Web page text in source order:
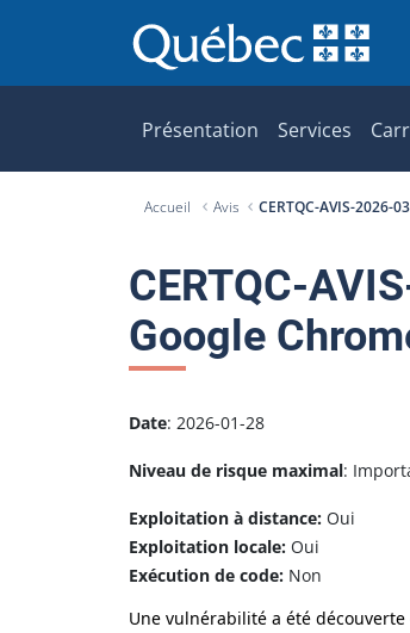
a
o
n
t
e
u
Présentation Services
Accueil Avis CERTQC-AVIS-2026-
CERTQC-
Google
Date: 2026-01-28
Niveau de risque maximal:
Exploitation à distance: Oui
Exploitation locale: Oui
Exécution de code: Non
Une vulnérabilité a été